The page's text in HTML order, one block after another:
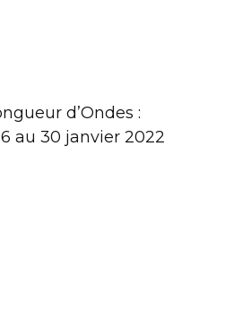
d’Ondes :
au 30 janvier 2022